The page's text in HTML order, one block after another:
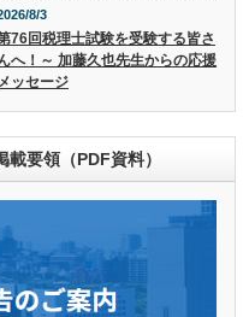
8/3
76回税理士試験を受験する皆さ
へ！～ 加藤久也先生からの応援
メッセージ
載要領（PDF資料）